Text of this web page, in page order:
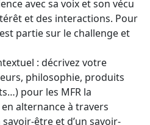
avec sa voix et son vécu
et des interactions. Pour
partie sur le challenge et
: décrivez votre
philosophie, produits
pour les MFR la
alternance à travers
savoir-être et d’un savoir-